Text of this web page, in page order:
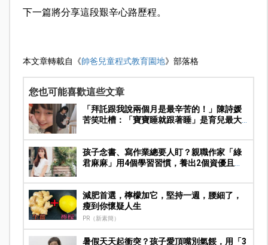
下一篇將分享這段艱辛心路歷程。
本文章轉載自《帥爸兒童程式教育園地》部落格
您也可能喜歡這些文章
「拜託跟我說兩個月是最辛苦的！」陳詩媛
苦笑吐槽：「寶寶睡就跟著睡」是育兒最大
孩子念書、寫作業總要人盯？親職作家「綠
君麻麻」用4個學習習慣，養出2個資優且自
減肥首選，檸檬加它，堅持一週，腰細了，
瘦到你懷疑人生
PR（新素簡）
暑假天天起衝突？孩子愛頂嘴別氣餒，用「3